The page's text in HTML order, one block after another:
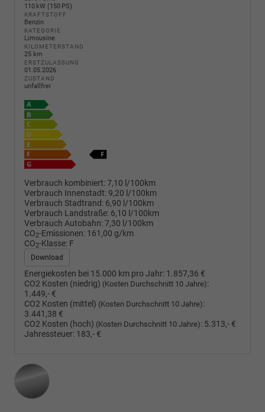
110 kW (150 PS)
KRAFTSTOFF
Benzin
KATEGORIE
Limousine
KILOMETERSTAND
25 km
ERSTZULASSUNG
01.05.2026
ZUSTAND
unfallfrei
Verbrauch kombiniert:7,10 l/100km
Verbrauch Innenstadt: 9,20 l/100km
Verbrauch Stadtrand: 6,90 l/100km
Verbrauch Landstraße: 6,10 l/100km
Verbrauch Autobahn:7,30 l/100km
CO2-Emissionen: 161,00 g/km
CO2-Klasse: F
Download
Energiekosten bei 15.000 km pro Jahr: 1.857,36 €
CO2 Kosten (niedrig) (Kosten Durchschnitt 10 Jahre):
1.449,- €
CO2 Kosten (mittel) (Kosten Durchschnitt 10 Jahre):
3.441,38 €
CO2 Kosten (hoch) (Kosten Durchschnitt 10 Jahre): 5.313,- €
Jahressteuer: 183,- €